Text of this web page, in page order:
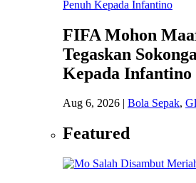
FIFA Mohon
Tegaskan
Kepada Infantino
Aug 6, 2026 | Bola Sepak,
Featured